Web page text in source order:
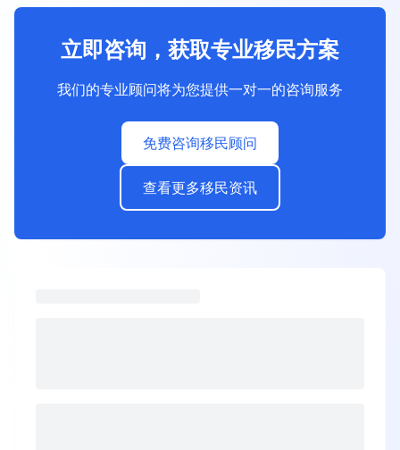
立即咨询，获取专业移民方案
我们的专业顾问将为您提供一对一的咨询服务
免费咨询移民顾问
查看更多移民资讯